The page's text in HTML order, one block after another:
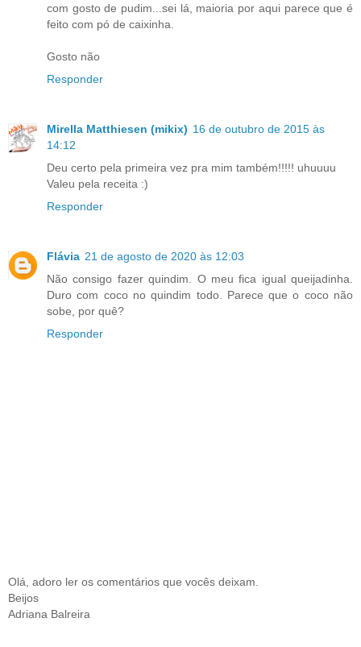
com gosto de pudim...sei lá, maioria por aqui parece que é
feito com pó de caixinha.
Gosto não
Responder
Mirella Matthiesen (mikix) 16 de outubro de 2015 às
14:12
Deu certo pela primeira vez pra mim também!!!!! uhuuuu
Valeu pela receita :)
Responder
Flávia 21 de agosto de 2020 às 12:03
Não consigo fazer quindim. O meu fica igual queijadinha.
Duro com coco no quindim todo. Parece que o coco não
sobe, por quê?
Responder
Olá, adoro ler os comentários que vocês deixam.
Beijos
Adriana Balreira